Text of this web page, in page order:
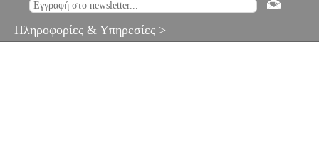
Πληροφορίες & Υπηρεσίες >